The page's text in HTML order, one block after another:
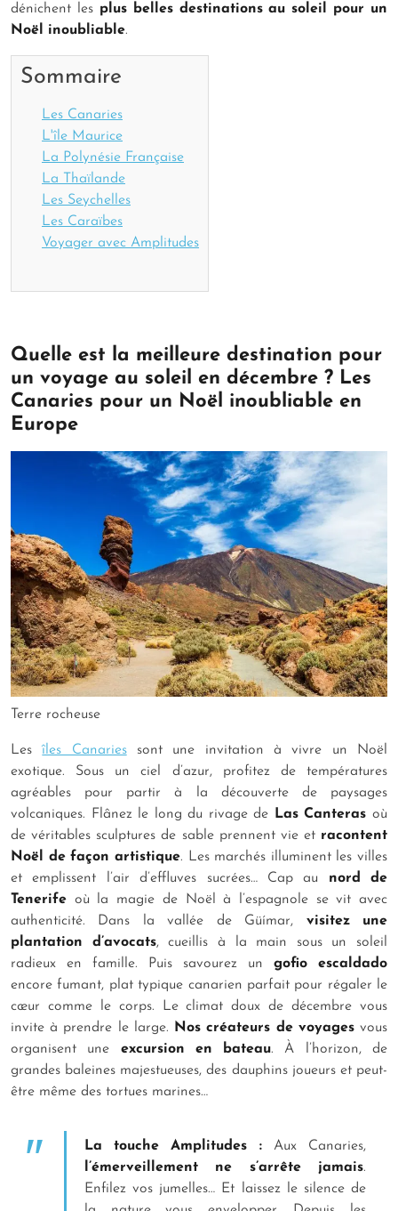
dénichent les plus belles destinations au soleil pour un
Noël inoubliable.
Sommaire
Les Canaries
L'île Maurice
La Polynésie Française
La Thaïlande
Les Seychelles
Les Caraïbes
Voyager avec Amplitudes
Quelle est la meilleure destination pour
un voyage au soleil en décembre ? Les
Canaries pour un Noël inoubliable en
Europe
Terre rocheuse
Lesîles Canariessont une invitation à vivre un Noël
exotique. Sous un ciel d’azur, profitez de températures
agréables pour partir à la découverte de paysages
volcaniques. Flânez le long du rivage de
Las Canterasoù
de véritables sculptures de sable prennent vie et racontent
Noël de façon artistique. Les marchés illuminent les villes
et emplissent l’air d’effluves sucrées… Cap au nord de
Tenerife où la magie de Noël à l’espagnole se vit avec
authenticité. Dans la vallée de Güímar, visitez une
plantation d’avocats, cueillis à la main sous un soleil
radieux en famille. Puis savourez un gofio escaldado
encore fumant, plat typique canarien parfait pour régaler le
cœur comme le corps. Le climat doux de décembre vous
invite à prendre le large.
Nos créateurs de voyagesvous
organisent une excursion en bateau. À l’horizon, de
grandes baleines majestueuses, des dauphins joueurs et peut-
être même des tortues marines…
La touche Amplitudes : Aux Canaries,
l’émerveillement ne s’arrête jamais.
Enfilez vos jumelles… Et laissez le silence de